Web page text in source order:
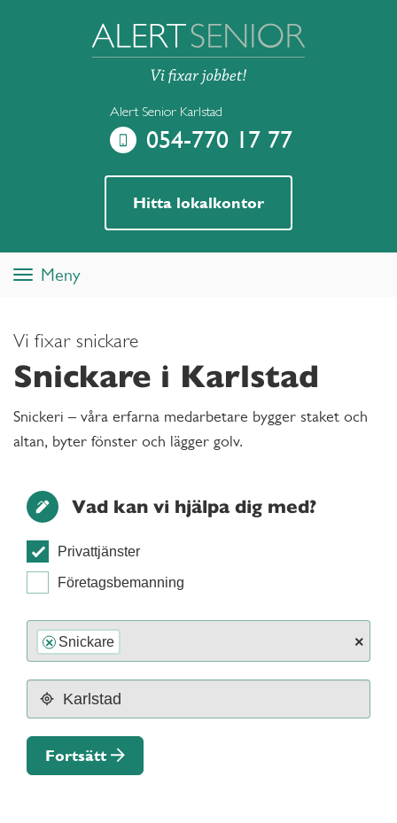
Alert Senior Karlstad
054-770 17 77
Hitta lokalkontor
ToggleMeny
Vi fixar snickare
Snickare i Karlstad
Snickeri – våra erfarna medarbetare bygger staket och
altan, byter fönster och lägger golv.
Vad kan vi hjälpa dig med?
Privattjänster
Företagsbemanning
×
× Snickare
Fortsätt